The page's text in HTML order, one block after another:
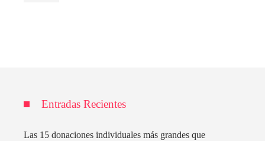
Entradas Recientes
Las 15 donaciones individuales más grandes que